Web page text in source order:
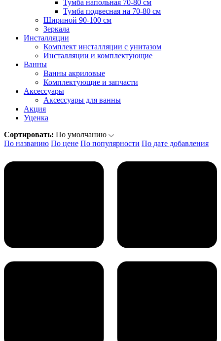
Тумба напольная 70-80 см
Тумба подвесная на 70-80 см
Шириной 90-100 см
Зеркала
Инсталляции
Комплект инсталляции с унитазом
Инсталляции и комплектующие
Ванны
Ванны акриловые
Комплектующие и запчасти
Аксессуары
Аксеcсуары для ванны
Акция
Уценка
Сортировать: По умолчанию
По названию По цене По популярности По дате добавления